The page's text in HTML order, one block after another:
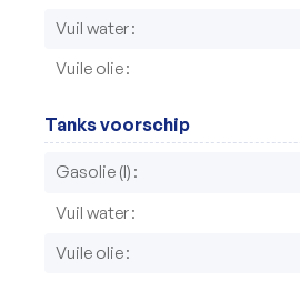
Vuil water
Vuile olie
Tanks voorschip
Gasolie (l)
Vuil water
Vuile olie